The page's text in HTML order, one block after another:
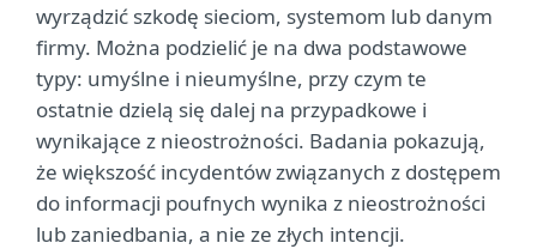
wyrządzić szkodę sieciom, systemom lub danym
firmy. Można podzielić je na dwa podstawowe
typy: umyślne i nieumyślne, przy czym te
ostatnie dzielą się dalej na przypadkowe i
wynikające z nieostrożności. Badania pokazują,
że większość incydentów związanych z dostępem
do informacji poufnych wynika z nieostrożności
lub zaniedbania, a nie ze złych intencji.